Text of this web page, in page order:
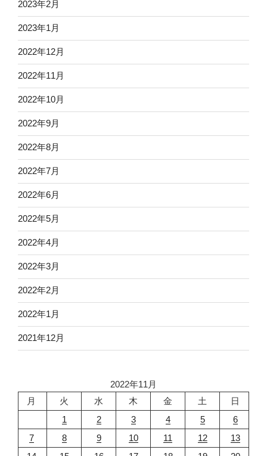
2023年2月
2023年1月
2022年12月
2022年11月
2022年10月
2022年9月
2022年8月
2022年7月
2022年6月
2022年5月
2022年4月
2022年3月
2022年2月
2022年1月
2021年12月
2022年11月
月
火 水 木 金 土
日
1
2 3 4 5
6
7
8 9 10 11 12
13